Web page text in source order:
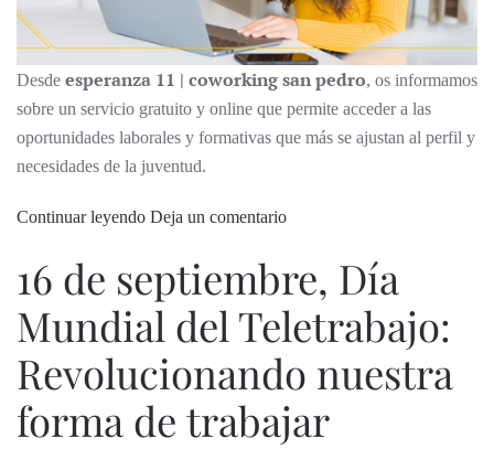
Desde esperanza 11 | coworking san pedro, os informamos
sobre un servicio gratuito y online que permite acceder a las
oportunidades laborales y formativas que más se ajustan al perfil y
necesidades de la juventud.
Continuar leyendo Deja un comentario
16 de septiembre, Día
Mundial del Teletrabajo:
Revolucionando nuestra
forma de trabajar